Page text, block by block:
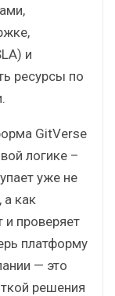
и
ресурсы по
GitVerse
логике –
уже не
а как
и проверяет
платформу
— это
решения